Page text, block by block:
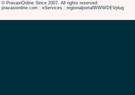
© PravasiOnline Since 2007. All rights reserved.
pravasionline.com : eServices : regionalportalWWWDEVplug